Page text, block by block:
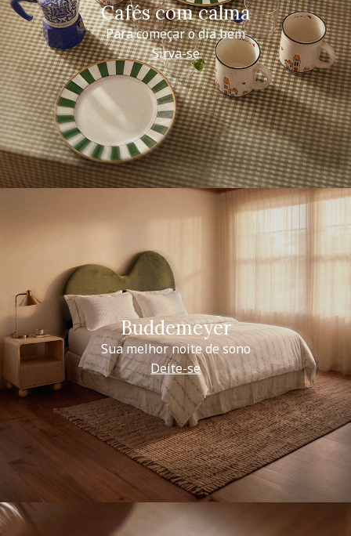
Cafés com calma
Para começar o dia bem
Sirva-se
Buddemeyer
Sua melhor noite de sono
Deite-se